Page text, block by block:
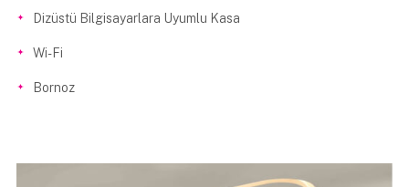
Dizüstü Bilgisayarlara Uyumlu Kasa
Wi-Fi
Bornoz